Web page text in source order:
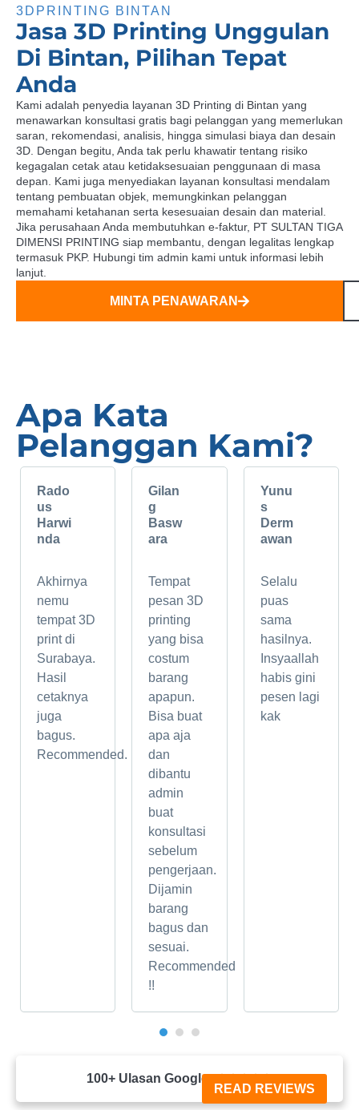
3DPRINTING BINTAN
Jasa 3D Printing Unggulan
Di Bintan, Pilihan Tepat
Anda
Kami adalah penyedia layanan 3D Printing di Bintan yang
menawarkan konsultasi gratis bagi pelanggan yang memerlukan
saran, rekomendasi, analisis, hingga simulasi biaya dan desain
3D. Dengan begitu, Anda tak perlu khawatir tentang risiko
kegagalan cetak atau ketidaksesuaian penggunaan di masa
depan. Kami juga menyediakan layanan konsultasi mendalam
tentang pembuatan objek, memungkinkan pelanggan
memahami ketahanan serta kesesuaian desain dan material.
Jika perusahaan Anda membutuhkan e-faktur, PT SULTAN TIGA
DIMENSI PRINTING siap membantu, dengan legalitas lengkap
termasuk PKP. Hubungi tim admin kami untuk informasi lebih
lanjut.
MINTA PENAWARAN
Apa Kata
Pelanggan Kami?
Rado
us
Harwi
nda
Akhirnya
nemu
tempat 3D
print di
Surabaya.
Hasil
cetaknya
juga
bagus.
Recommended.
Gilan
g
Basw
ara
Tempat
pesan 3D
printing
yang bisa
costum
barang
apapun.
Bisa buat
apa aja
dan
dibantu
admin
buat
konsultasi
sebelum
pengerjaan.
Dijamin
barang
bagus dan
sesuai.
Recommended
!!
Yunu
s
Derm
awan
Selalu
puas
sama
hasilnya.
Insyaallah
habis gini
pesen lagi
kak
100+ Ulasan Google
READ REVIEWS